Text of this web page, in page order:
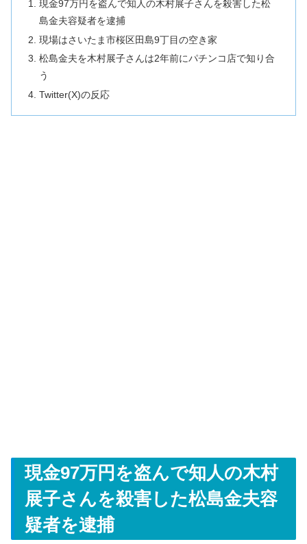
現金97万円を盗んで知人の木村展子さんを殺害した松
島金夫容疑者を逮捕
現場はさいたま市桜区田島9丁目の空き家
松島金夫を木村展子さんは2年前にパチンコ店で知り合
う
Twitter(X)の反応
現金97万円を盗んで知人の木村
展子さんを殺害した松島金夫容
疑者を逮捕